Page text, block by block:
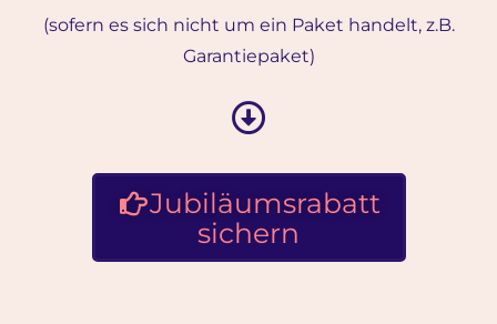
(sofern es sich nicht um ein Paket handelt, z.B.
Garantiepaket)
Jubiläumsrabatt
sichern